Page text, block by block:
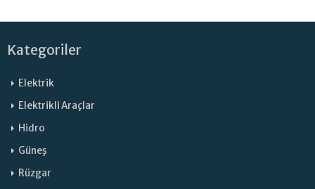
Kategoriler
Elektrik
Elektrikli Araçlar
Hidro
Güneş
Rüzgar